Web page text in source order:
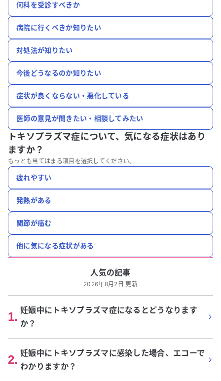
何科を受診すべきか
病院に行くべきか知りたい
対処法が知りたい
今後どうなるのか知りたい
症状が良くならない・悪化している
医師の意見が聞きたい・相談してみたい
トキソプラズマ症について、気になる症状はあり
ますか？
もっとも当てはまる項目を選択してください。
疲れやすい
発熱がある
関節が痛む
他に気になる症状がある
人気の記事
2026年8月2日 更新
1. 妊娠中にトキソプラズマ症になるとどうなります
か？
2. 妊娠中にトキソプラズマに感染した場合、エコーで
わかりますか？